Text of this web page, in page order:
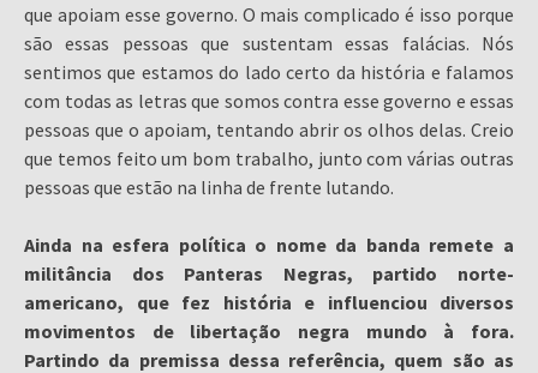
que apoiam esse governo. O mais complicado é isso porque
são essas pessoas que sustentam essas falácias. Nós
sentimos que estamos do lado certo da história e falamos
com todas as letras que somos contra esse governo e essas
pessoas que o apoiam, tentando abrir os olhos delas. Creio
que temos feito um bom trabalho, junto com várias outras
pessoas que estão na linha de frente lutando.
Ainda na esfera política o nome da banda remete a
militância dos Panteras Negras, partido norte-
americano, que fez história e influenciou diversos
movimentos de libertação negra mundo à fora.
Partindo da premissa dessa referência, quem são as